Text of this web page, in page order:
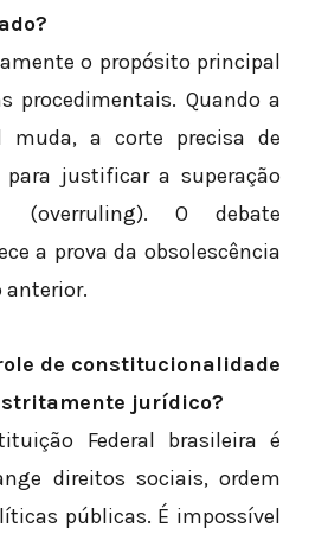
o propósito principal
procedimentais. Quando a
muda, a corte precisa de
para justificar a superação
(overruling). O debate
a prova da obsolescência
anterior.
de constitucionalidade
jurídico?
Federal brasileira é
direitos sociais, ordem
públicas. É impossível